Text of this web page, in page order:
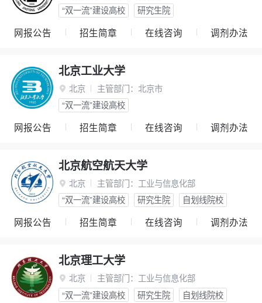
“双一流”建设高校
研究生院
网报公告 招生简章 在线咨询 调剂办法
北京工业大学
 北京 主管部门： 北京市
“双一流”建设高校
网报公告 招生简章 在线咨询 调剂办法
北京航空航天大学
 北京 主管部门： 工业与信息化部
“双一流”建设高校
研究生院 自划线院校
网报公告 招生简章 在线咨询 调剂办法
北京理工大学
 北京 主管部门： 工业与信息化部
“双一流”建设高校
研究生院 自划线院校